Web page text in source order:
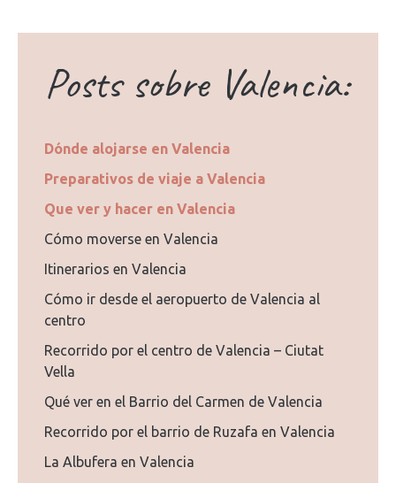
Posts sobre Valencia:
Dónde alojarse en Valencia
Preparativos de viaje a Valencia
Que ver y hacer en Valencia
Cómo moverse en Valencia
Itinerarios en Valencia
Cómo ir desde el aeropuerto de Valencia al
centro
Recorrido por el centro de Valencia – Ciutat
Vella
Qué ver en el Barrio del Carmen de Valencia
Recorrido por el barrio de Ruzafa en Valencia
La Albufera en Valencia